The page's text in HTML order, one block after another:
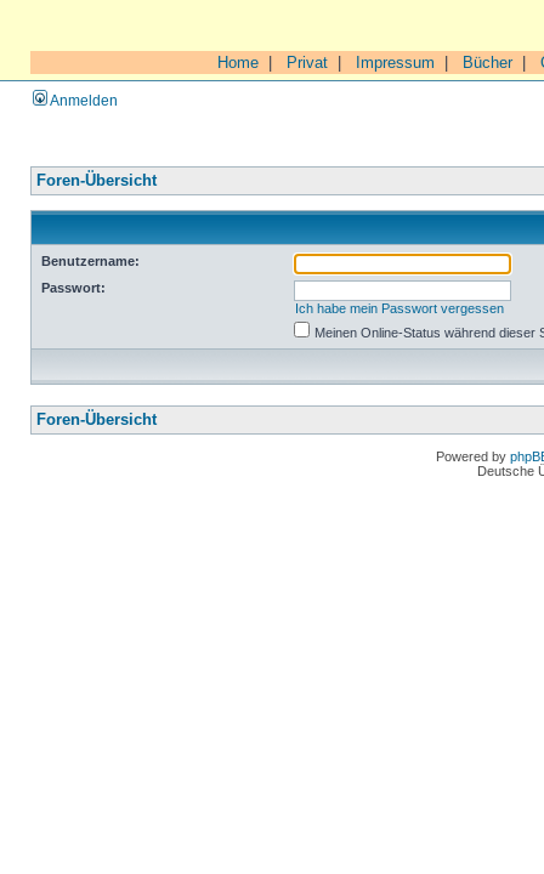
Home Privat Impressum Bücher|
Anmelden
Foren-Übersicht
Benutzername:
Passwort:
Ich habe mein Passwort vergessen
Meinen Online-Status während dieser
Foren-Übersicht
Powered by
Deutsche